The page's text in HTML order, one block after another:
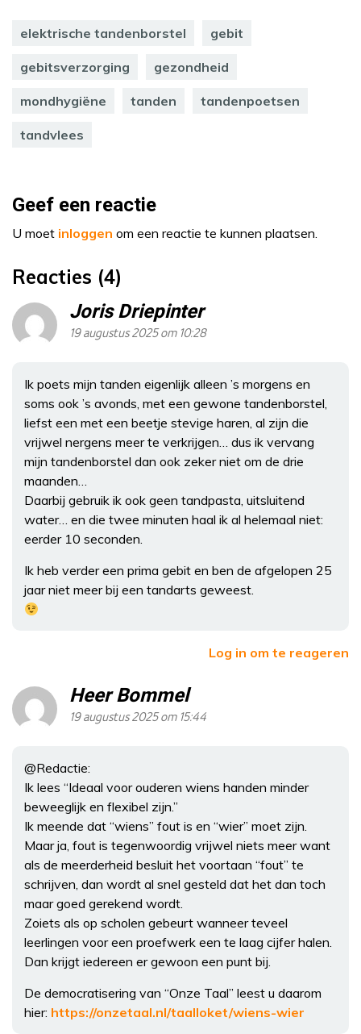
elektrische tandenborstel gebit
gebitsverzorging gezondheid
mondhygiëne tanden tandenpoetsen
tandvlees
Geef een reactie
U moet inloggen om een reactie te kunnen plaatsen.
Reacties (4)
Joris Driepinter
19 augustus 2025 om 10:28
Ik poets mijn tanden eigenlijk alleen ’s morgens en
soms ook ’s avonds, met een gewone tandenborstel,
liefst een met een beetje stevige haren, al zijn die
vrijwel nergens meer te verkrijgen… dus ik vervang
mijn tandenborstel dan ook zeker niet om de drie
maanden…
Daarbij gebruik ik ook geen tandpasta, uitsluitend
water… en die twee minuten haal ik al helemaal niet:
eerder 10 seconden.
Ik heb verder een prima gebit en ben de afgelopen 25
jaar niet meer bij een tandarts geweest.
Log in om te reageren
Heer Bommel
19 augustus 2025 om 15:44
@Redactie:
Ik lees “Ideaal voor ouderen wiens handen minder
beweeglijk en flexibel zijn.”
Ik meende dat “wiens” fout is en “wier” moet zijn.
Maar ja, fout is tegenwoordig vrijwel niets meer want
als de meerderheid besluit het voortaan “fout” te
schrijven, dan wordt al snel gesteld dat het dan toch
maar goed gerekend wordt.
Zoiets als op scholen gebeurt wanneer teveel
leerlingen voor een proefwerk een te laag cijfer halen.
Dan krijgt iedereen er gewoon een punt bij.
De democratisering van “Onze Taal” leest u daarom
hier: https://onzetaal.nl/taalloket/wiens-wier